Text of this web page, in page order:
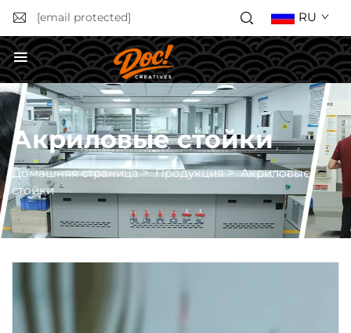
[email protected] RU
Получить расчёт стоимости
Акриловые стойки
Домашняя страница>Продукция>Акриловые
стойки